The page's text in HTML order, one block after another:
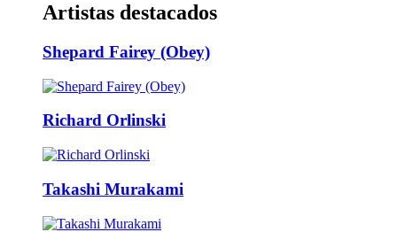
Artistas destacados
Shepard Fairey (Obey)
Richard Orlinski
Takashi Murakami